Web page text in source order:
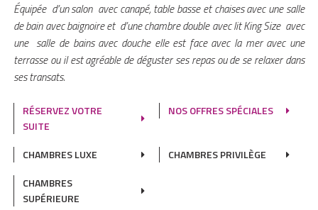
Équipée d’un salon avec canapé, table basse et chaises avec une salle
de bain avec baignoire et d’une chambre double avec lit King Size avec
une salle de bains avec douche elle est face avec la mer avec une
terrasse ou il est agréable de déguster ses repas ou de se relaxer dans
ses transats.
RÉSERVEZ VOTRE
SUITE
NOS OFFRES SPÉCIALES
CHAMBRES LUXE
CHAMBRES PRIVILÈGE
CHAMBRES
SUPÉRIEURE